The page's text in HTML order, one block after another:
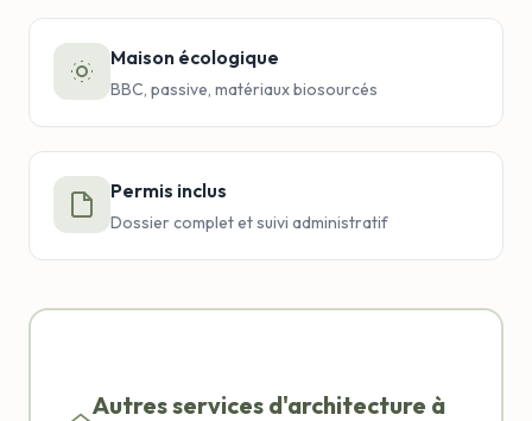
Maison écologique
BBC, passive, matériaux biosourcés
Permis inclus
Dossier complet et suivi administratif
Autres services d'architecture à